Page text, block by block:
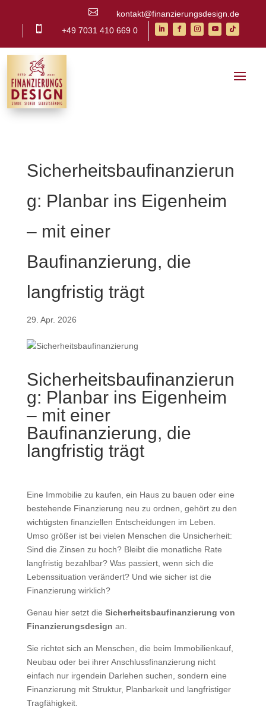

kontakt@finanzierungsdesign.de

+49 7031 410 669 0
Sicherheitsbaufinanzierun
g: Planbar ins Eigenheim
– mit einer
Baufinanzierung, die
langfristig trägt
29. Apr. 2026
Sicherheitsbaufinanzierun
g: Planbar ins Eigenheim
– mit einer
Baufinanzierung, die
langfristig trägt
Eine Immobilie zu kaufen, ein Haus zu bauen oder eine
bestehende Finanzierung neu zu ordnen, gehört zu den
wichtigsten finanziellen Entscheidungen im Leben.
Umso größer ist bei vielen Menschen die Unsicherheit:
Sind die Zinsen zu hoch? Bleibt die monatliche Rate
langfristig bezahlbar? Was passiert, wenn sich die
Lebenssituation verändert? Und wie sicher ist die
Finanzierung wirklich?
Genau hier setzt die Sicherheitsbaufinanzierung von
Finanzierungsdesign an.
Sie richtet sich an Menschen, die beim Immobilienkauf,
Neubau oder bei ihrer Anschlussfinanzierung nicht
einfach nur irgendein Darlehen suchen, sondern eine
Finanzierung mit Struktur, Planbarkeit und langfristiger
Tragfähigkeit.